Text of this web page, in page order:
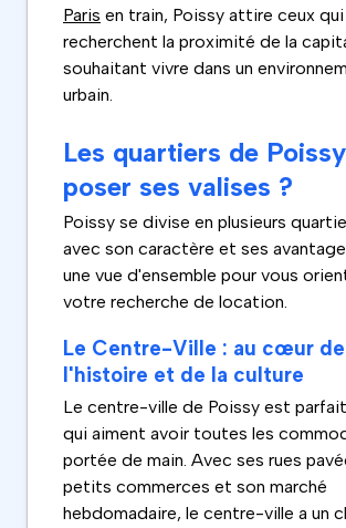
Paris en train, Poissy attire ceux qui
recherchent la proximité de la
souhaitant vivre dans un
urbain.
Les quartiers de
poser ses valises ?
Poissy se divise en plusieurs
avec son caractère et ses
une vue d'ensemble pour vous
votre recherche de location.
Le Centre-Ville : au cœur de
l'histoire et de la culture
Le centre-ville de Poissy est
qui aiment avoir toutes les
portée de main. Avec ses rues
petits commerces et son marché
hebdomadaire, le centre-ville a un